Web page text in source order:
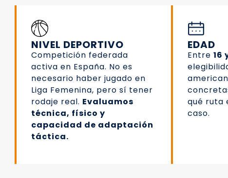
NIVEL DEPORTIVO
Competición federada
activa en España. No es
necesario haber jugado en
Liga Femenina, pero sí tener
rodaje real. Evaluamos
técnica, físico y
capacidad de adaptación
táctica.
EDAD
Entre 16
qué ruta
caso.